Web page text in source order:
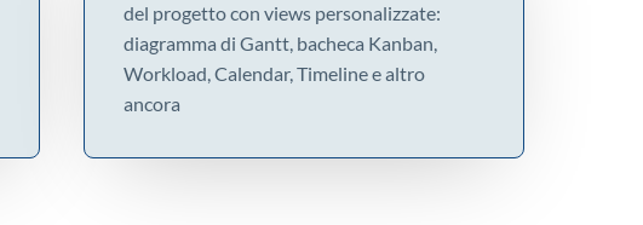
del progetto con views personalizzate:
diagramma di Gantt, bacheca Kanban,
Workload, Calendar, Timeline e altro
ancora